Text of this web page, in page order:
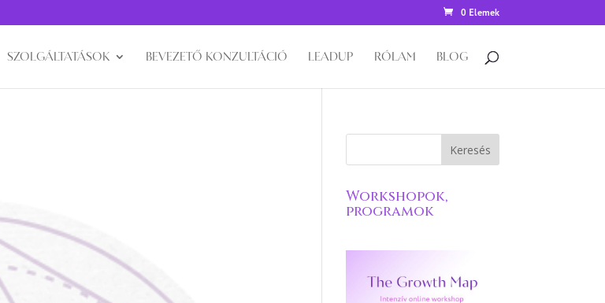
0 Elemek
SZOLGÁLTATÁSOK BEVEZETŐ KONZULTÁCIÓ LEADUP RÓLAM BLOG
Workshopok,
programok